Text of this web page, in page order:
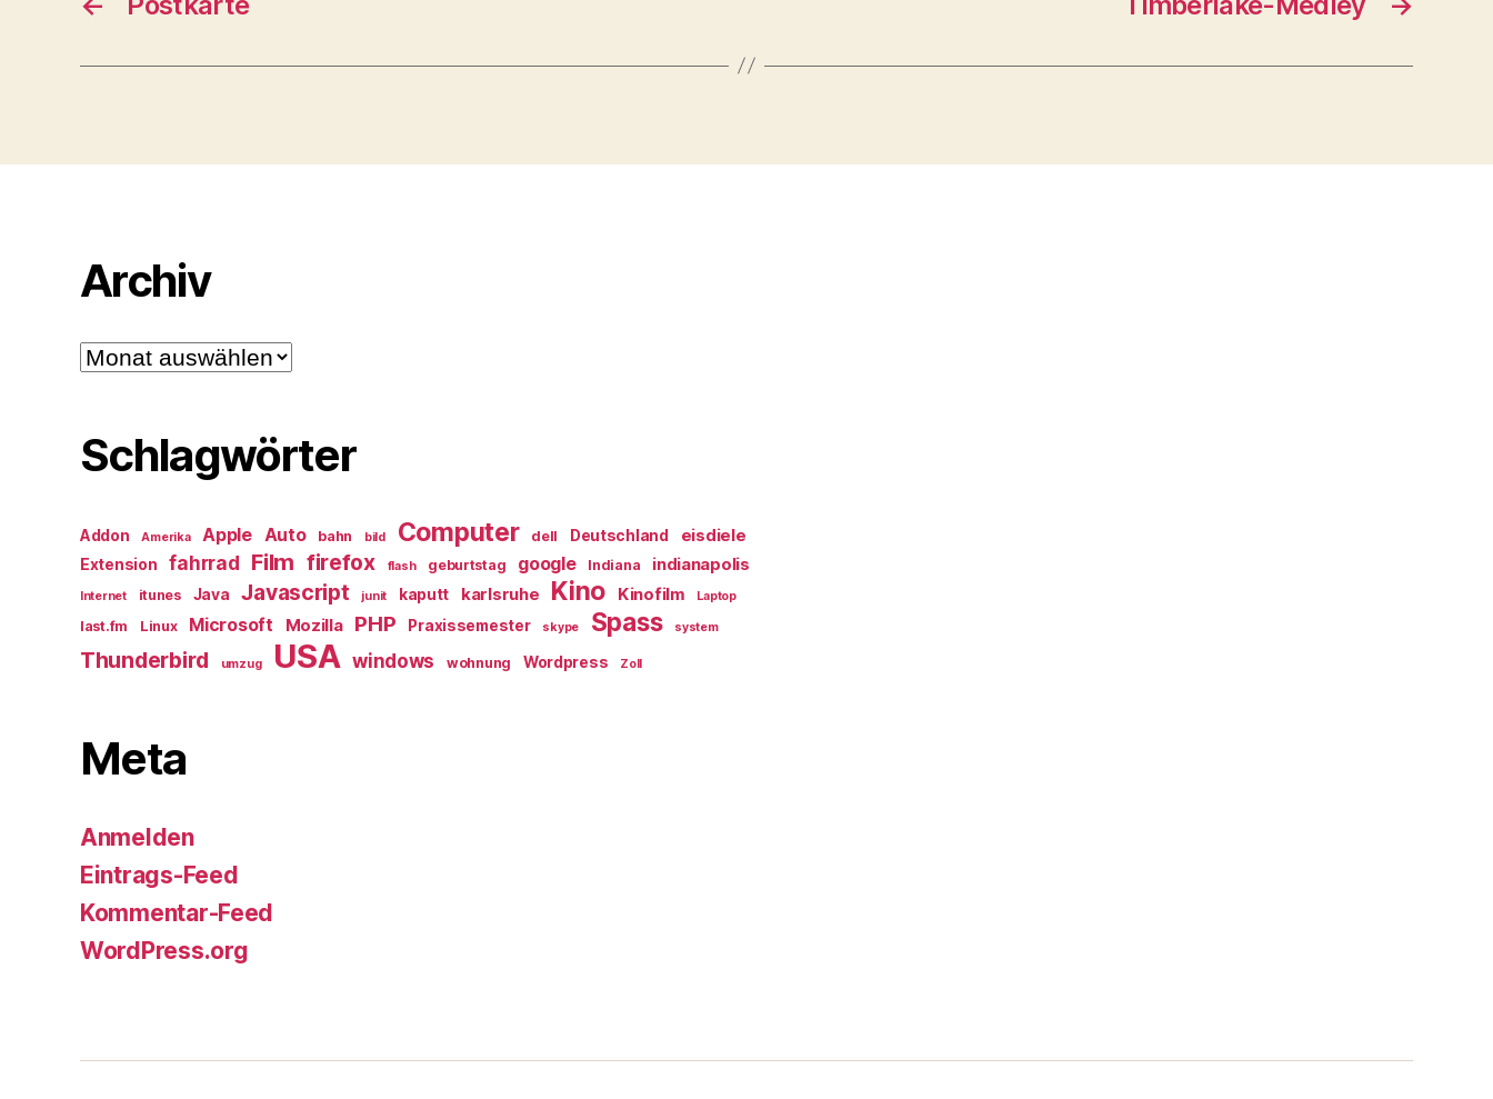
Archiv
Archiv
Schlagwörter
Addon Amerika Apple Auto bahn bild Computer dell Deutschland eisdiele
Extension fahrrad Film firefox flash geburtstag google Indiana indianapolis
Internet itunes Java Javascript junit kaputt karlsruhe Kino Kinofilm Laptop
last.fm Linux Microsoft Mozilla PHP Praxissemester skype Spass system
Thunderbird umzug USA windows wohnung Wordpress Zoll
Meta
Anmelden
Eintrags-Feed
Kommentar-Feed
WordPress.org